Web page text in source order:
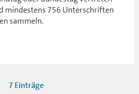
mindestens 756 Unterschriften
sammeln.
7 Einträge